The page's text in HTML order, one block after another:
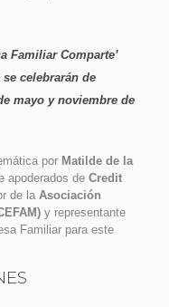
Familiar Comparte’
celebrarán de
mayo y noviembre de
por Matilde de la
apoderados de Credit
de la Asociación
y representante
Familiar para este